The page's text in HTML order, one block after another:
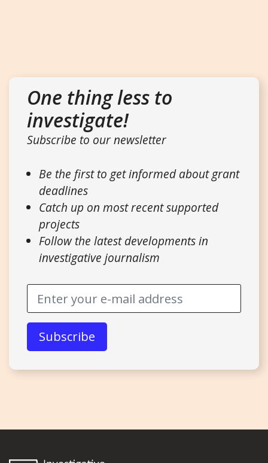
One thing less to
investigate!
Subscribe to our newsletter
Be the first to get informed about grant
deadlines
Catch up on most recent supported
projects
Follow the latest developments in
investigative journalism